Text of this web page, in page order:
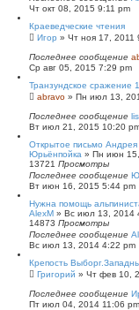
Чт окт 08, 2015 9:11 pm
Краеведческие чтения
Игор » Чт ноя 17, 2011
Последнее сообщение
Ср авг 05, 2015 7:29 pm
Транзундское сражение
abravo » Пн июл 13,
Последнее сообщение
Вт июл 21, 2015 10:20
Открытое письмо Андрея
Юрьёнпойка » Пн июн
13721 Просмотры
Последнее сообщение
Вт июн 16, 2015 5:44 pm
Нужна помощь
AlexM » Вс июл 13, 2014
14873 Просмотры
Последнее сообщение
Вс июл 13, 2014 4:22 pm
Крепость
Григорий » Чт фев 10,
Последнее сообщение
Пт июл 04, 2014 11:06 pm